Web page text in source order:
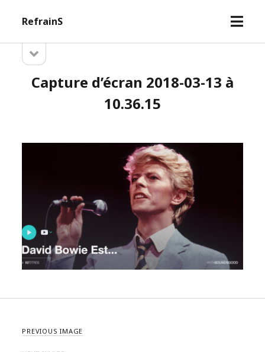
RefrainS
open
Sidebarsidebar
Capture d’écran 2018-03-13 à
10.36.15
PREVIOUS IMAGE